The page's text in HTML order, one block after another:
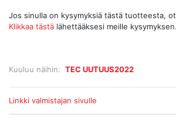
Kuuluu näihin: TEC UUTUUS2022
Jos sinulla on kysymyksiä tästä tuotteesta,
Klikkaa tästä lähettääksesi meille kysymyksen.
Linkki valmistajan sivulle